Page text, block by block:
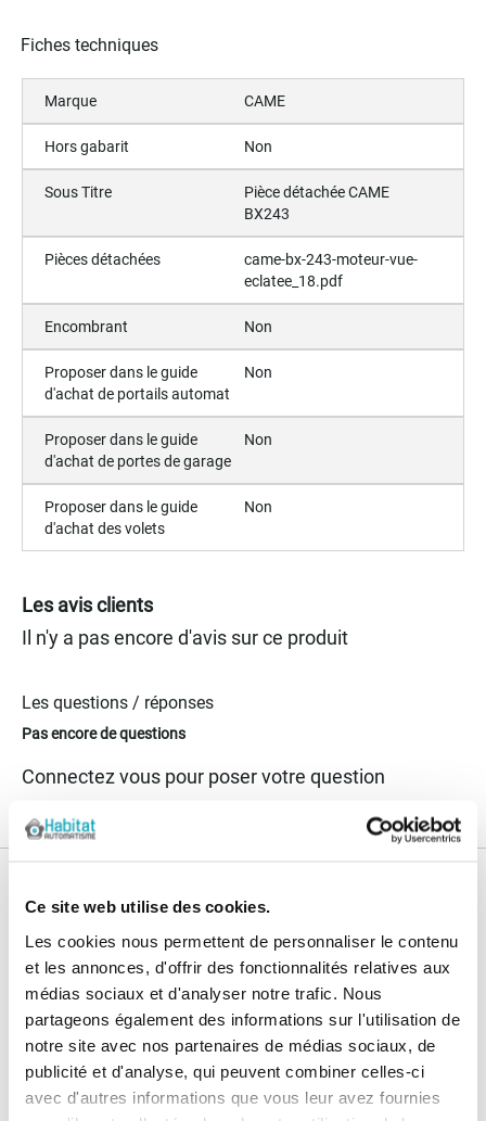
Ce site web utilise des cookies.
Les cookies nous permettent de personnaliser le contenu
et les annonces, d'offrir des fonctionnalités relatives aux
médias sociaux et d'analyser notre trafic. Nous
partageons également des informations sur l'utilisation de
notre site avec nos partenaires de médias sociaux, de
publicité et d'analyse, qui peuvent combiner celles-ci
avec d'autres informations que vous leur avez fournies
Fiches techniques
Marque CAME
Hors gabarit Non
Sous Titre
Pièce détachée CAME
BX243
Pièces détachées
came-bx-243-moteur-vue-
eclatee_18.pdf
Encombrant Non
Proposer dans le guide
d'achat de portails automat
Non
Proposer dans le guide
d'achat de portes de garage
Non
Proposer dans le guide
d'achat des volets
Non
Les avis clients
Il n'y a pas encore d'avis sur ce produit
Les questions / réponses
Pas encore de questions
Connectez vous pour poser votre question
Paiement
100% sécurisé
Paiement en
3x sans frais
Livraison
SAV & Retours
Garanties